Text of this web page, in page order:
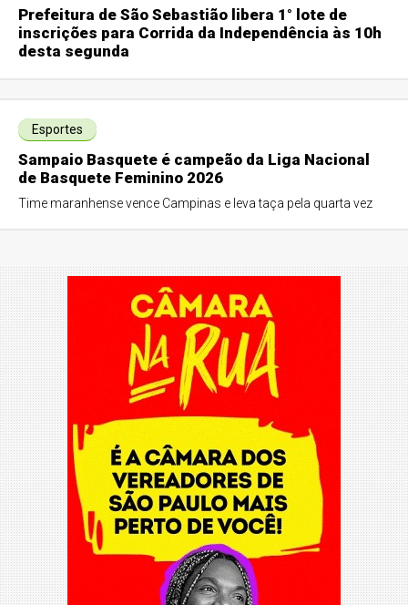
Prefeitura de São Sebastião libera 1° lote de
inscrições para Corrida da Independência às 10h
desta segunda
Esportes
Sampaio Basquete é campeão da Liga Nacional
de Basquete Feminino 2026
Time maranhense vence Campinas e leva taça pela quarta vez